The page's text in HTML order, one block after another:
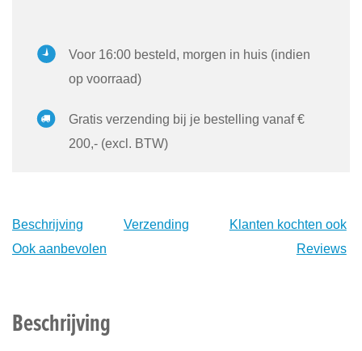
Voor 16:00 besteld, morgen in huis (indien
op voorraad)
Gratis verzending bij je bestelling vanaf €
200,- (excl. BTW)
Beschrijving Verzending
Klanten kochten ook
Ook aanbevolen
Reviews
Beschrijving